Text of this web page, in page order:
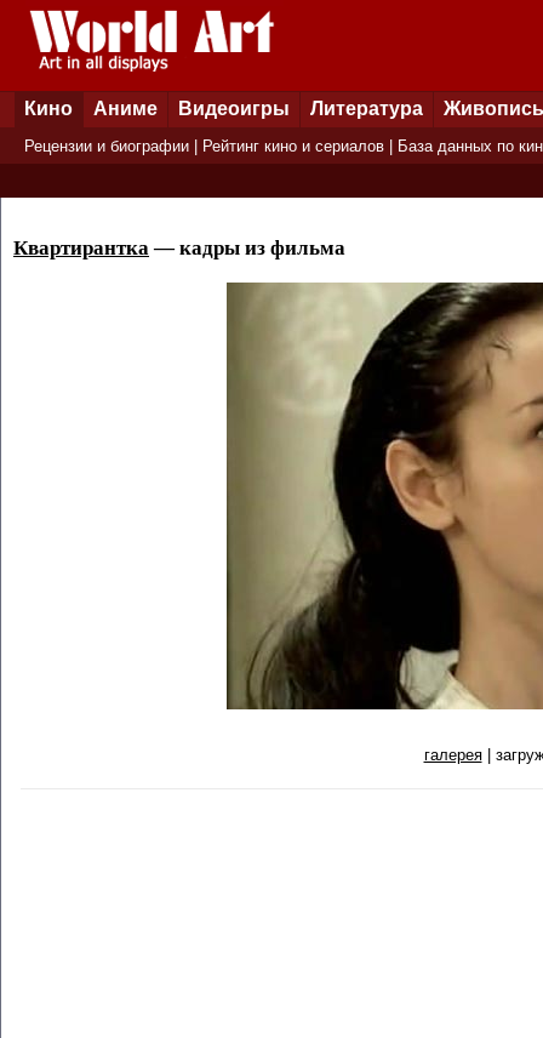
Кино Аниме Видеоигры Литература Живопись
Рецензии и биографии Рейтинг кино и сериалов База данных по
Квартирантка— кадры из фильма
галерея|